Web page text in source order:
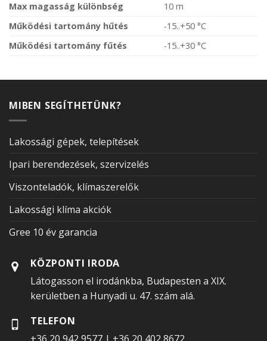
Max magasság különbség
10 m
Működési tartomány hűtés
-15..+50 °C
Működési tartomány fűtés
-15..+30 °C
MIBEN SEGÍTHETÜNK?
Lakossági gépek, telepítések
Ipari berendezések, szervizelés
Viszonteladók, klímaszerelők
Lakossági klíma akciók
Gree 10 év garancia
KÖZPONTI IRODA
Látogasson el irodánkba, Budapesten a XIX.
kerületben a Hunyadi u. 47. szám alá.
TELEFON